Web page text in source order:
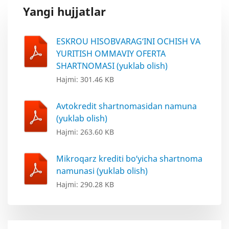
Yangi hujjatlar
ESKROU HISOBVARAG‘INI OCHISH VA
YURITISH OMMAVIY OFERTA
SHARTNOMASI (yuklab olish)
Hajmi: 301.46 KB
Avtokredit shartnomasidan namuna
(yuklab olish)
Hajmi: 263.60 KB
Mikroqarz krediti bo‘yicha shartnoma
namunasi (yuklab olish)
Hajmi: 290.28 KB